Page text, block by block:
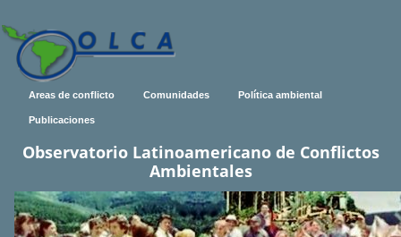
Areas de conflicto Comunidades Política ambiental
Publicaciones
Observatorio Latinoamericano de Conflictos
Ambientales